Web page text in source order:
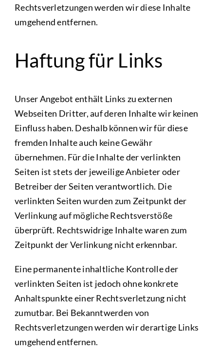
Rechtsverletzungen werden wir diese Inhalte
umgehend entfernen.
Haftung für Links
Unser Angebot enthält Links zu externen
Webseiten Dritter, auf deren Inhalte wir keinen
Einfluss haben. Deshalb können wir für diese
fremden Inhalte auch keine Gewähr
übernehmen. Für die Inhalte der verlinkten
Seiten ist stets der jeweilige Anbieter oder
Betreiber der Seiten verantwortlich. Die
verlinkten Seiten wurden zum Zeitpunkt der
Verlinkung auf mögliche Rechtsverstöße
überprüft. Rechtswidrige Inhalte waren zum
Zeitpunkt der Verlinkung nicht erkennbar.
Eine permanente inhaltliche Kontrolle der
verlinkten Seiten ist jedoch ohne konkrete
Anhaltspunkte einer Rechtsverletzung nicht
zumutbar. Bei Bekanntwerden von
Rechtsverletzungen werden wir derartige Links
umgehend entfernen.